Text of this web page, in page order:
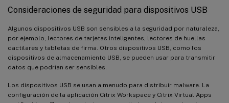
Consideraciones de seguridad para dispositivos USB
Algunos dispositivos USB son sensibles a la seguridad por naturaleza,
por ejemplo, lectores de tarjetas inteligentes, lectores de huellas
dactilares y tabletas de firma. Otros dispositivos USB, como los
dispositivos de almacenamiento USB, se pueden usar para transmitir
datos que podrían ser sensibles.
Los dispositivos USB se usan a menudo para distribuir malware. La
configuración de la aplicación Citrix Workspace y Citrix Virtual Apps